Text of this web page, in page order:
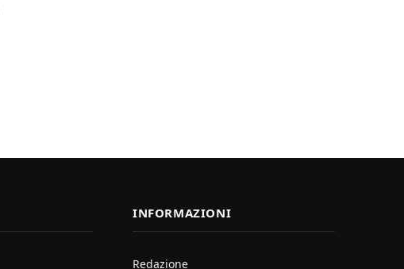
INFORMAZIONI
Redazione